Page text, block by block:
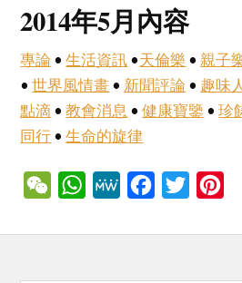
2014年5月內容
專論 •生活資訊•天倫樂 • 親子
•世界風情畫• 新聞評論 • 趣味
點滴 •教會消息 •健康寶鑒 •珍
同行•生命的旋律
WeChatWhatsApp
MeWe Facebook
Twitter